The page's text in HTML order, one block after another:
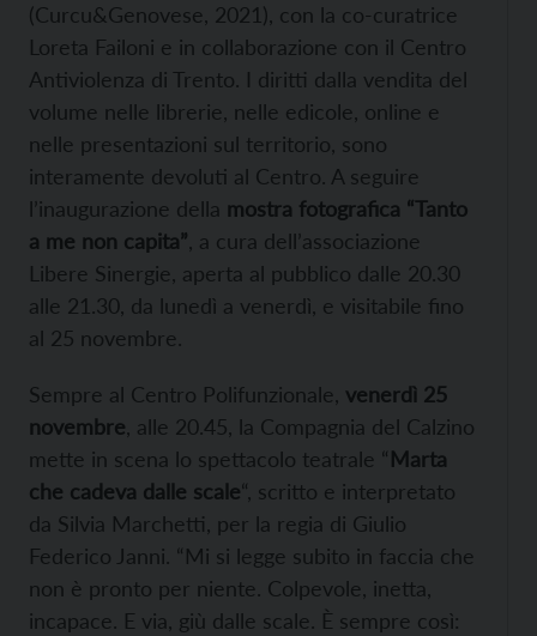
(Curcu&Genovese, 2021), con la co-curatrice
Loreta Failoni e in collaborazione con il Centro
Antiviolenza di Trento. I diritti dalla vendita del
volume nelle librerie, nelle edicole, online e
nelle presentazioni sul territorio, sono
interamente devoluti al Centro. A seguire
l’inaugurazione della mostra fotografica “Tanto
a me non capita” , a cura dell’associazione
Libere Sinergie, aperta al pubblico dalle 20.30
alle 21.30, da lunedì a venerdì, e visitabile fino
al 25 novembre.
Sempre al Centro Polifunzionale, venerdì 25
novembre , alle 20.45, la Compagnia del Calzino
mette in scena lo spettacolo teatrale “Marta
che cadeva dalle scale“, scritto e interpretato
da Silvia Marchetti, per la regia di Giulio
Federico Janni. “Mi si legge subito in faccia che
non è pronto per niente. Colpevole, inetta,
incapace. E via, giù dalle scale. È sempre così: